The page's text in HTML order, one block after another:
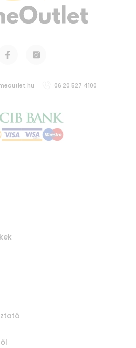
06 20 527 4100